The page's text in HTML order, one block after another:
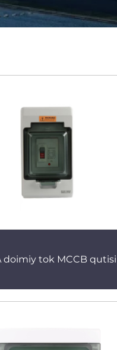
doimiy tok MCCB qutisi